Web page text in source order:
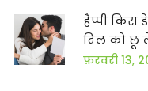
हैप्पी किस
दिल को छू
फ़रवरी 13,